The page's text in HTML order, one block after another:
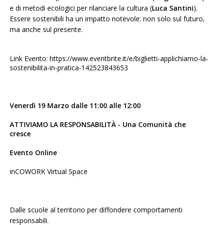
e di metodi ecologici per rilanciare la cultura (Luca Santini).
Essere sostenibili ha un impatto notevole: non solo sul futuro,
ma anche sul presente.
Link Evento: https://www.eventbrite.it/e/biglietti-applichiamo-la-
sostenibilita-in-pratica-142523843653
Venerdì 19 Marzo dalle 11:00 alle 12:00
ATTIVIAMO LA RESPONSABILITÀ - Una Comunità che
cresce
Evento Online
inCOWORK Virtual Space
Dalle scuole al territorio per diffondere comportamenti
responsabili.